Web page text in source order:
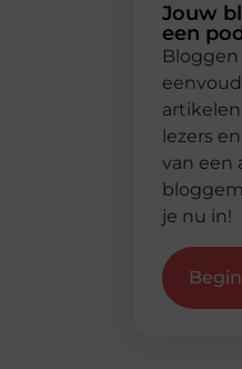
Jouw
een
lezers
van een
je nu in!